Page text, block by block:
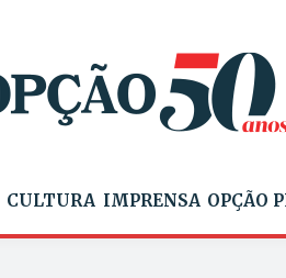
CULTURA IMPRENSA OPÇÃO